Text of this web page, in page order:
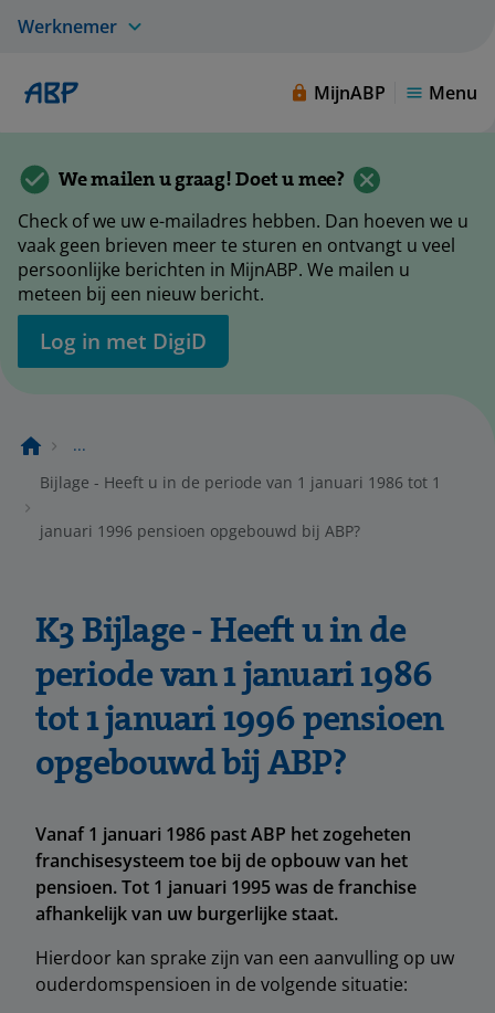
Werknemer
MijnABP Menu
We mailen u graag! Doet u mee?
Check of we uw e-mailadres hebben. Dan hoeven we u
vaak geen brieven meer te sturen en ontvangt u veel
persoonlijke berichten in MijnABP. We mailen u
meteen bij een nieuw bericht.
Log in met DigiD
...
Bijlage - Heeft u in de periode van 1 januari 1986 tot 1
januari 1996 pensioen opgebouwd bij ABP?
K3 Bijlage - Heeft u in de
periode van 1 januari 1986
tot 1 januari 1996 pensioen
opgebouwd bij ABP?
Vanaf 1 januari 1986 past ABP het zogeheten
franchisesysteem toe bij de opbouw van het
pensioen. Tot 1 januari 1995 was de franchise
afhankelijk van uw burgerlijke staat.
Hierdoor kan sprake zijn van een aanvulling op uw
ouderdomspensioen in de volgende situatie: